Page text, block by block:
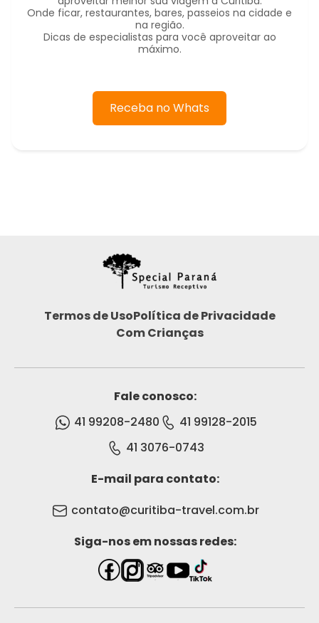
Onde ficar, restaurantes, bares, passeios na cidade e
na região.
Dicas de especialistas para você aproveitar ao
máximo.
Receba no Whats
Termos de UsoPolítica de Privacidade
Com Crianças
Fale conosco:
41 99208-2480
41 99128-2015
41 3076-0743
E-mail para contato:
contato@curitiba-travel.com.br
Siga-nos em nossas redes: